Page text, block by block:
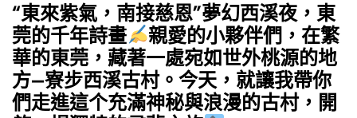
“東來紫氣，南接慈恩”夢幻西溪夜，東
莞的千年詩畫
親愛的小夥伴們，在繁
華的東莞，藏著一處宛如世外桃源的地
方—寮步西溪古村。今天，就讓我帶你
們走進這个充滿神秘與浪漫的古村，開